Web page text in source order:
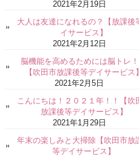
2021年2月19日
大人は友達になれるの？【放課後
イサービス】
2021年2月12日
脳機能を高めるためには脳トレ！
【吹田市放課後等デイサービス】
2021年2月5日
こんにちは！２０２１年！！【吹
放課後等デイサービス】
2021年1月29日
年末の楽しみと大掃除【吹田市放
等デイサービス】